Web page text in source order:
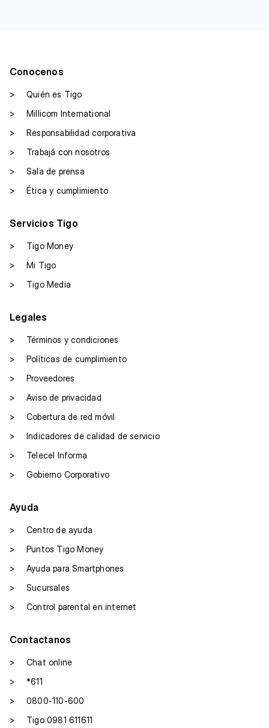
Conocenos
>
Quién es Tigo
>
Millicom International
>
Responsabilidad corporativa
>
Trabajá con nosotros
>
Sala de prensa
>
Ética y cumplimiento
Servicios Tigo
>
Tigo Money
>
Mi Tigo
>
Tigo Media
Legales
>
Términos y condiciones
>
Políticas de cumplimiento
>
Proveedores
>
Aviso de privacidad
>
Cobertura de red móvil
>
Indicadores de calidad de servicio
>
Telecel Informa
>
Gobierno Corporativo
Ayuda
>
Centro de ayuda
>
Puntos Tigo Money
>
Ayuda para Smartphones
>
Sucursales
>
Control parental en internet
Contactanos
>
Chat online
>
*611
>
0800-110-600
>
Tigo 0981 611611